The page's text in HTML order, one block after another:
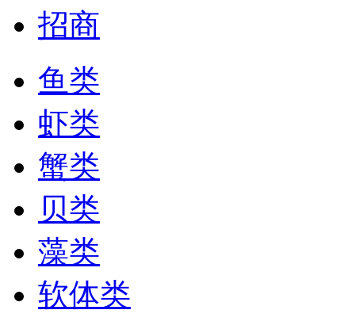
招商
鱼类
虾类
蟹类
贝类
藻类
软体类